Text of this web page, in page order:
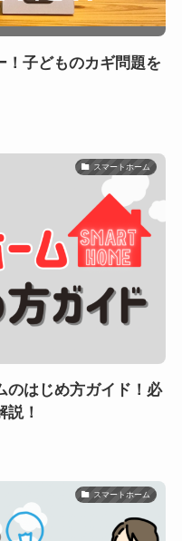
子どものカギ問題を
スマートホーム
のはじめ方ガイド！必
！
スマートホーム